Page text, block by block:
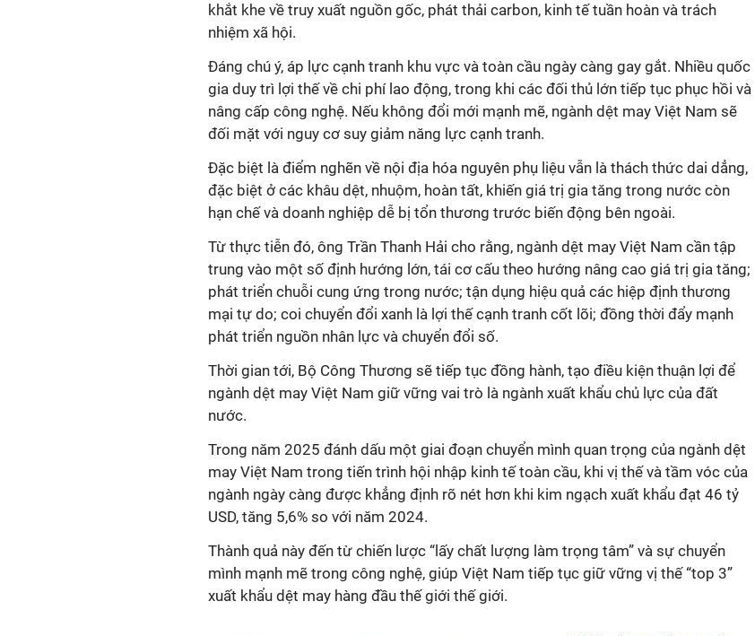
khắt khe về truy xuất nguồn gốc, phát thải carbon, kinh tế tuần hoàn và trách
nhiệm xã hội.
Đáng chú ý, áp lực cạnh tranh khu vực và toàn cầu ngày càng gay gắt. Nhiều quốc
gia duy trì lợi thế về chi phí lao động, trong khi các đối thủ lớn tiếp tục phục hồi và
nâng cấp công nghệ. Nếu không đổi mới mạnh mẽ, ngành dệt may Việt Nam sẽ
đối mặt với nguy cơ suy giảm năng lực cạnh tranh.
Đặc biệt là điểm nghẽn về nội địa hóa nguyên phụ liệu vẫn là thách thức dai dẳng,
đặc biệt ở các khâu dệt, nhuộm, hoàn tất, khiến giá trị gia tăng trong nước còn
hạn chế và doanh nghiệp dễ bị tổn thương trước biến động bên ngoài.
Từ thực tiễn đó, ông Trần Thanh Hải cho rằng, ngành dệt may Việt Nam cần tập
trung vào một số định hướng lớn, tái cơ cấu theo hướng nâng cao giá trị gia tăng;
phát triển chuỗi cung ứng trong nước; tận dụng hiệu quả các hiệp định thương
mại tự do; coi chuyển đổi xanh là lợi thế cạnh tranh cốt lõi; đồng thời đẩy mạnh
phát triển nguồn nhân lực và chuyển đổi số.
Thời gian tới, Bộ Công Thương sẽ tiếp tục đồng hành, tạo điều kiện thuận lợi để
ngành dệt may Việt Nam giữ vững vai trò là ngành xuất khẩu chủ lực của đất
nước.
Trong năm 2025 đánh dấu một giai đoạn chuyển mình quan trọng của ngành dệt
may Việt Nam trong tiến trình hội nhập kinh tế toàn cầu, khi vị thế và tầm vóc của
ngành ngày càng được khẳng định rõ nét hơn khi kim ngạch xuất khẩu đạt 46 tỷ
USD, tăng 5,6% so với năm 2024.
Thành quả này đến từ chiến lược “lấy chất lượng làm trọng tâm” và sự chuyển
mình mạnh mẽ trong công nghệ, giúp Việt Nam tiếp tục giữ vững vị thế “top 3”
xuất khẩu dệt may hàng đầu thế giới thế giới.